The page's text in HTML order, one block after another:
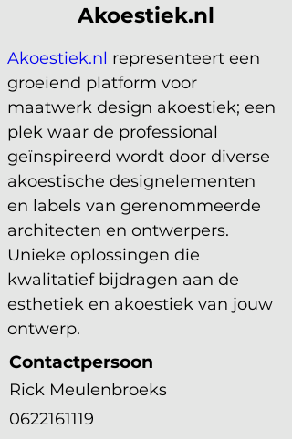
Akoestiek.nl
Akoestiek.nl representeert een
groeiend platform voor
maatwerk design akoestiek; een
plek waar de professional
geïnspireerd wordt door diverse
akoestische designelementen
en labels van gerenommeerde
architecten en ontwerpers.
Unieke oplossingen die
kwalitatief bijdragen aan de
esthetiek en akoestiek van jouw
ontwerp.
Contactpersoon
Rick Meulenbroeks
0622161119